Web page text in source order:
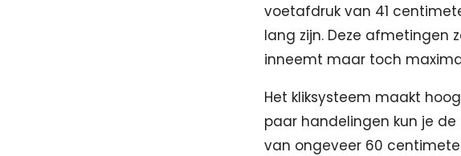
voetafdruk van 41
lang zijn. Deze afmetingen
inneemt maar toch
Het kliksysteem maakt
paar handelingen kun je
van ongeveer 60